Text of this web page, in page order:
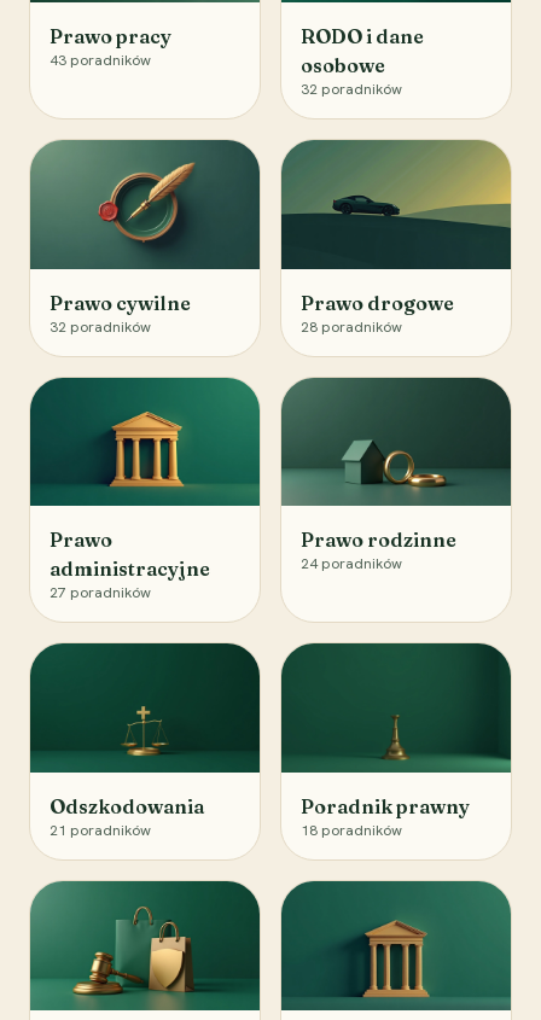
Prawo pracy
43 poradników
RODO i dane
osobowe
32 poradników
Prawo cywilne
32 poradników
Prawo drogowe
28 poradników
Prawo
administracyjne
27 poradników
Prawo rodzinne
24 poradników
Odszkodowania
21 poradników
Poradnik prawny
18 poradników